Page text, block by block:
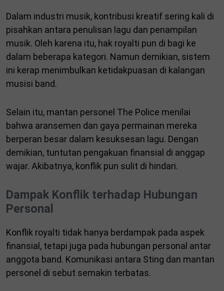
Dalam industri musik, kontribusi kreatif sering kali di
pisahkan antara penulisan lagu dan penampilan
musik. Oleh karena itu, hak royalti pun di bagi ke
dalam beberapa kategori. Namun demikian, sistem
ini kerap menimbulkan ketidakpuasan di kalangan
musisi band.
Selain itu, mantan personel The Police menilai
bahwa aransemen dan gaya permainan mereka
berperan besar dalam kesuksesan lagu. Dengan
demikian, tuntutan pengakuan finansial di anggap
wajar. Akibatnya, konflik pun sulit di hindari.
Dampak Konflik terhadap Hubungan
Personal
Konflik royalti tidak hanya berdampak pada aspek
finansial, tetapi juga pada hubungan personal antar
anggota band. Komunikasi antara Sting dan mantan
personel di sebut semakin terbatas.